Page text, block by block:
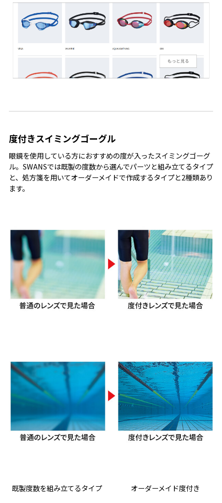
度付きスイミングゴーグル
眼鏡を使用している方におすすめの度が入ったスイミングゴーグ
ル。SWANSでは既製の度数から選んでパーツと組み立てるタイプ
と、処方箋を用いてオーダーメイドで作成するタイプと2種類あり
ます。
既製度数を組み立てるタイプ オーダーメイド度付き